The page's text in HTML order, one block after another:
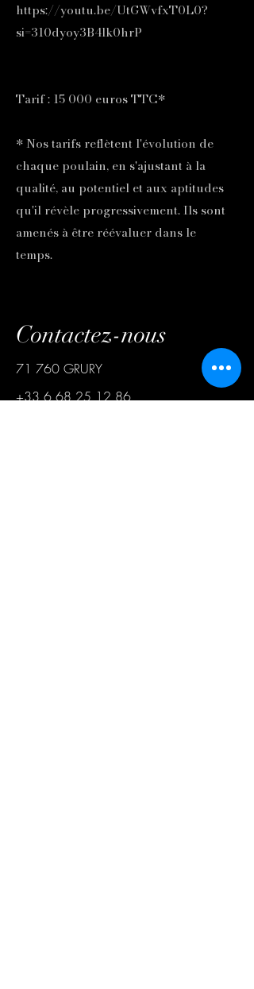
https://youtu.be/UtGWvfxT0L0?
si=310dyoy3B4lk0hrP
Tarif : 15 000 euros TTC*
​* Nos tarifs reflètent l'évolution de
chaque poulain, en s'ajustant à la
qualité, au potentiel et aux aptitudes
qu'il révèle progressivement. Ils sont
amenés à être réévaluer dans le
temps.
Contactez-nous
71 760 GRURY
+33 6 68 25 12 86